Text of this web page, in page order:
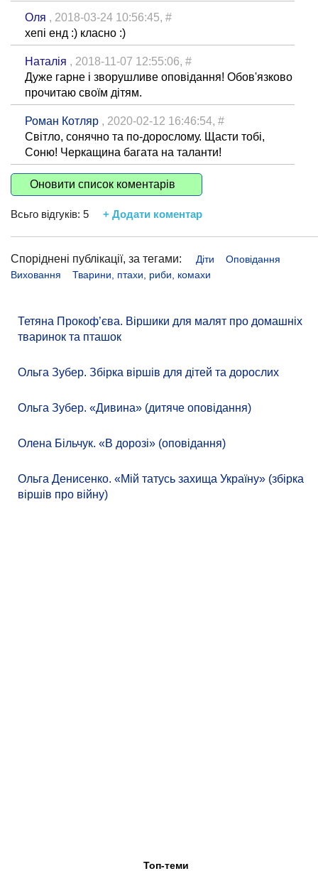
Оля , 2018-03-24 10:56:45, #
хепі енд :) класно :)
Наталія , 2018-11-07 12:55:06, #
Дуже гарне і зворушливе оповідання! Обов'язково
прочитаю своїм дітям.
Роман Котляр , 2020-02-12 16:46:54, #
Світло, сонячно та по-дорослому. Щасти тобі,
Соню! Черкащина багата на таланти!
Оновити список коментарів
Всьго відгуків: 5 + Додати коментар
Споріднені публікації, за тегами: Діти
Оповідання
Виховання
Тварини, птахи, риби, комахи
Тетяна Прокоф’єва. Віршики для малят про домашніх
тваринок та пташок
Ольга Зубер. Збірка віршів для дітей та дорослих
Ольга Зубер. «Дивина» (дитяче оповідання)
Олена Більчук. «В дорозі» (оповідання)
Ольга Денисенко. «Мій татусь захища Україну» (збірка
віршів про війну)
Топ-теми